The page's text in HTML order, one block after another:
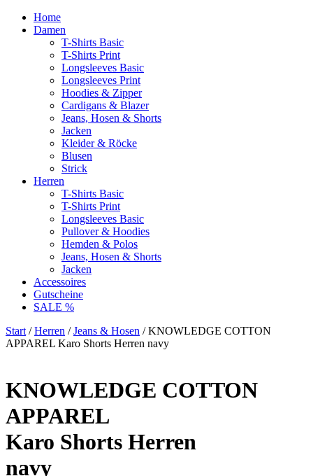
Home
Damen
T-Shirts Basic
T-Shirts Print
Longsleeves Basic
Longsleeves Print
Hoodies & Zipper
Cardigans & Blazer
Jeans, Hosen & Shorts
Jacken
Kleider & Röcke
Blusen
Strick
Herren
T-Shirts Basic
T-Shirts Print
Longsleeves Basic
Pullover & Hoodies
Hemden & Polos
Jeans, Hosen & Shorts
Jacken
Accessoires
Gutscheine
SALE %
Start /Herren /Jeans & Hosen / KNOWLEDGE COTTON
APPAREL Karo Shorts Herren navy
KNOWLEDGE COTTON
APPAREL
Karo Shorts Herren
navy